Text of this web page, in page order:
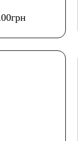
00грн